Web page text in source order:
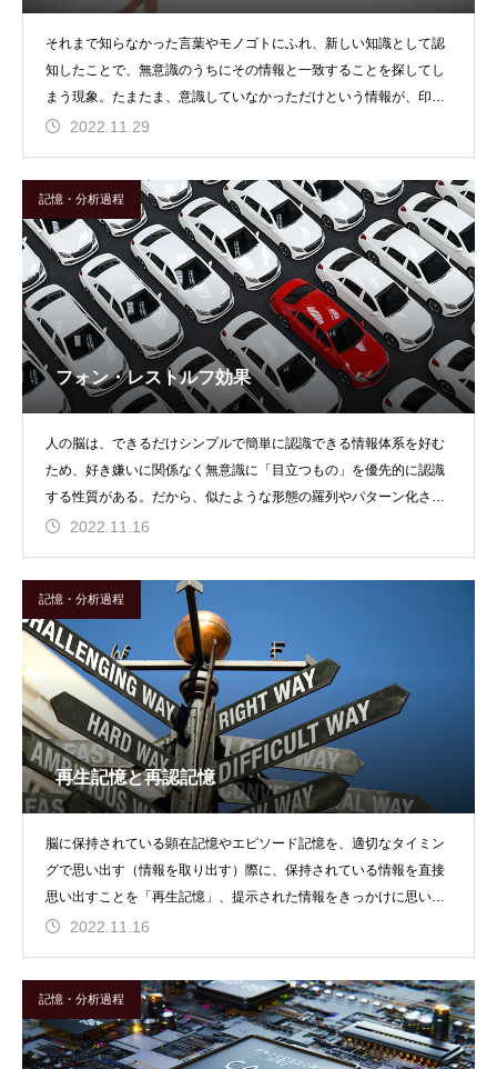
それまで知らなかった言葉やモノゴトにふれ、新しい知識として認
知したことで、無意識のうちにその情報と一致することを探してし
まう現象。たまたま、意識していなかっただけという情報が、印象
的なできごとや知識と
2022.11.29
記憶・分析過程
フォン・レストルフ効果
人の脳は、できるだけシンプルで簡単に認識できる情報体系を好む
ため、好き嫌いに関係なく無意識に「目立つもの」を優先的に認識
する性質がある。だから、似たような形態の羅列やパターン化され
た情報の中で、色やカ
2022.11.16
記憶・分析過程
再生記憶と再認記憶
脳に保持されている顕在記憶やエピソード記憶を、適切なタイミン
グで思い出す（情報を取り出す）際に、保持されている情報を直接
思い出すことを「再生記憶」、提示された情報をきっかけに思い出
すことを「再認記憶」
2022.11.16
記憶・分析過程